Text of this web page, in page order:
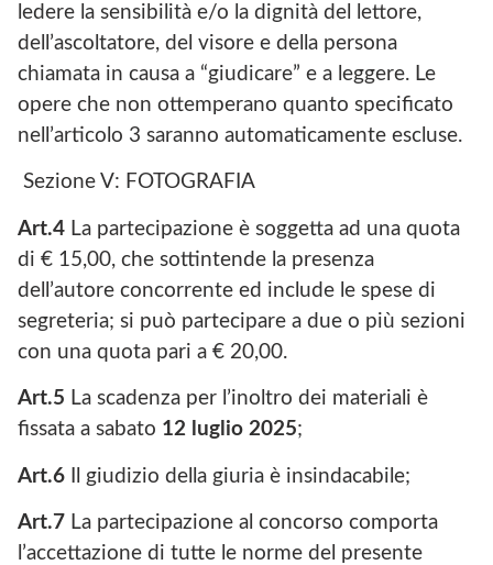
ledere la sensibilità e/o la dignità del lettore,
dell’ascoltatore, del visore e della persona
chiamata in causa a “giudicare” e a leggere. Le
opere che non ottemperano quanto specificato
nell’articolo 3 saranno automaticamente escluse.
Sezione V: FOTOGRAFIA
Art.4 La partecipazione è soggetta ad una quota
di € 15,00, che sottintende la presenza
dell’autore concorrente ed include le spese di
segreteria; si può partecipare a due o più sezioni
con una quota pari a € 20,00.
Art.5 La scadenza per l’inoltro dei materiali è
fissata a sabato 12 luglio 2025;
Art.6 Il giudizio della giuria è insindacabile;
Art.7 La partecipazione al concorso comporta
l’accettazione di tutte le norme del presente